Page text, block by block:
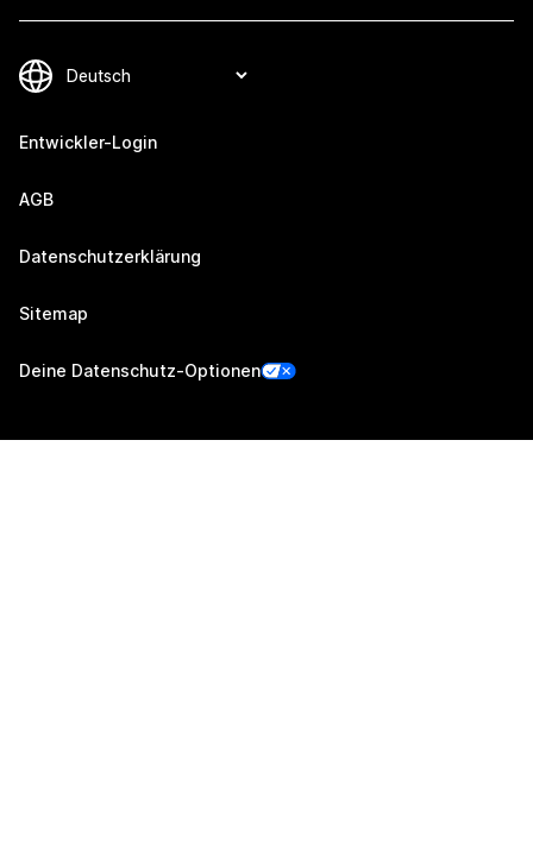
Entwickler-Login
AGB
Datenschutzerklärung
Sitemap
Deine Datenschutz-Optionen